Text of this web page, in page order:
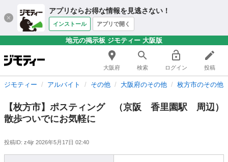
アプリならお得な情報を見逃さない！
インストール アプリで開く
地元の掲示板 ジモティー 大阪版
大阪府 検索 ログイン 投稿
ジモティー アルバイト その他 大阪府のその他 枚方市のその他
【枚方市】ポスティング （京阪 香里園駅 周辺）
散歩ついでにお気軽に
投稿ID: z4ijr 2026年5月17日 02:40